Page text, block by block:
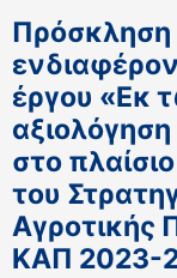
έργου «Εκ
στο
του
Αγροτικής
ΚΑΠ 2023-